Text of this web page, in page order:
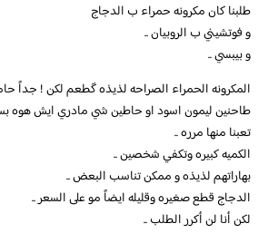
طلبنا كان مكرونه حمراء ب الدجاج
و فوتشيني ب الروبيان ..
و بيبسي ..
المكرونه الحمراء الصراحه لذيذه گطعم لكن ! جداً
طاحنين ليمون اسود او حاطين شي مادري ايش هوه
تعبنا منها مرره ..
الكميه كبيره وتكفي شخصين ..
بهاراتهم لذيذه و ممكن تناسب البعض ..
الدجاج قطع صغيره وقليله ايضاً مو على السعر ..
لكن أنا لن أكرر الطلب ..